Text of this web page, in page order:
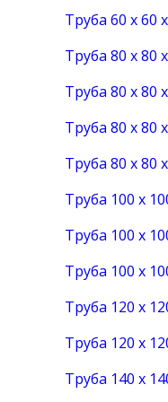
Труба 60 х 60
Труба 80 х 80
Труба 80 х 80
Труба 80 х 80
Труба 80 х 80
Труба 100 х
Труба 100 х
Труба 100 х
Труба 120 х
Труба 120 х
Труба 140 х